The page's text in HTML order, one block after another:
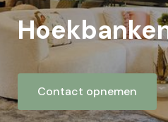
Contact opnemen